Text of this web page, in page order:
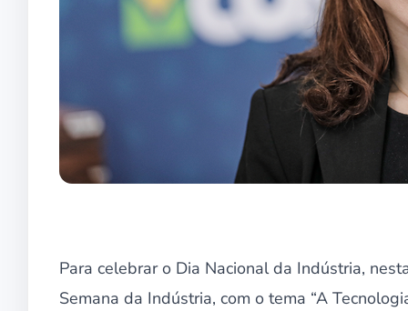
Para celebrar o Dia Nacional da Indústria,
Semana da Indústria, com o tema “A